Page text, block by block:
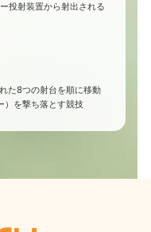
投射装置から射出される
た8つの射台を順に移動
）を撃ち落とす競技